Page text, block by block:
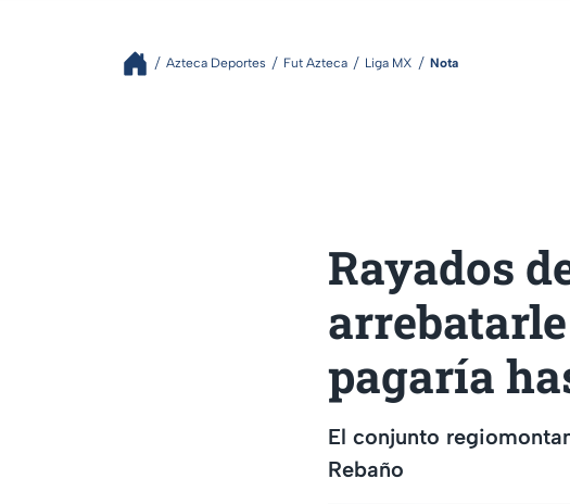
Azteca Deportes Fut Azteca Liga MX Nota
Rayados
pagaría
El conjunto
Rebaño